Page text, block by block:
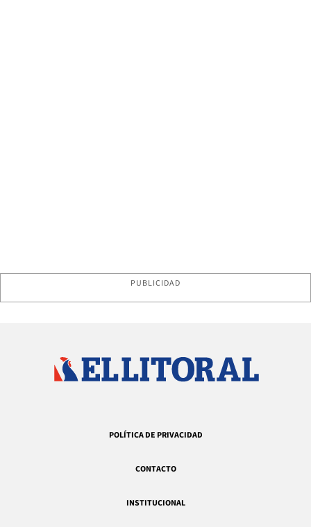
PUBLICIDAD
POLÍTICA DE PRIVACIDAD
CONTACTO
INSTITUCIONAL